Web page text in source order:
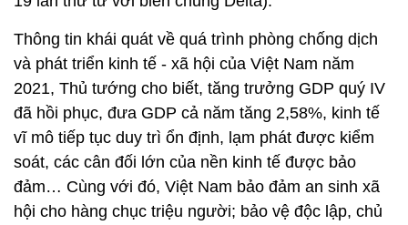
Thông tin khái quát về quá trình phòng chống dịch
và phát triển kinh tế - xã hội của Việt Nam năm
2021, Thủ tướng cho biết, tăng trưởng GDP quý IV
đã hồi phục, đưa GDP cả năm tăng 2,58%, kinh tế
vĩ mô tiếp tục duy trì ổn định, lạm phát được kiểm
soát, các cân đối lớn của nền kinh tế được bảo
đảm… Cùng với đó, Việt Nam bảo đảm an sinh xã
hội cho hàng chục triệu người; bảo vệ độc lập, chủ